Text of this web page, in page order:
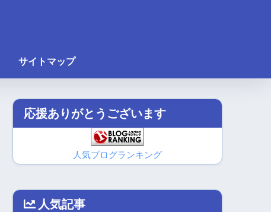
サイトマップ
応援ありがとうございます
人気ブログランキング
人気記事